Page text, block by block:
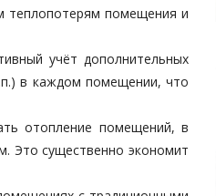
теплопотерям помещения и
учёт дополнительных
в каждом помещении, что
отопление помещений, в
Это существенно экономит